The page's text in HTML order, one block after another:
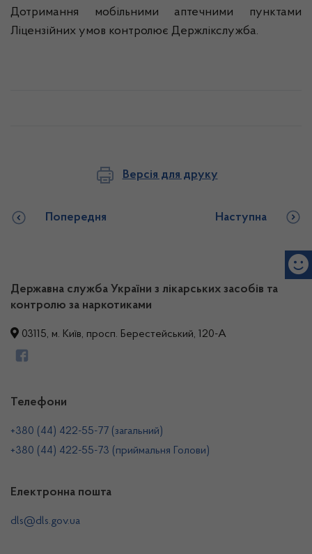
Дотримання мобільними аптечними пунктами
Ліцензійних умов контролює Держлікслужба.
Версія для друку
Попередня Наступна
Державна служба України з лікарських засобів та
контролю за наркотиками
03115, м. Київ, просп. Берестейський, 120-А
Телефони
+380 (44) 422-55-77 (загальний)
+380 (44) 422-55-73 (приймальня Голови)
Електронна пошта
dls@dls.gov.ua